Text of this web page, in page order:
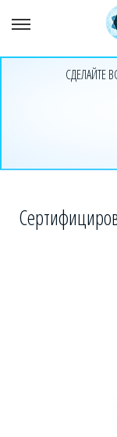
+7 (925)
СДЕЛАЙТЕ